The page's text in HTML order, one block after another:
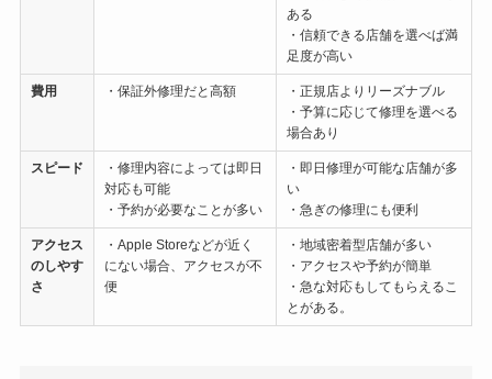
ある
・信頼できる店舗を選べば満
足度が高い
費用 ・保証外修理だと高額
・正規店よりリーズナブル
・予算に応じて修理を選べる
場合あり
スピード
・修理内容によっては即日
対応も可能
・予約が必要なことが多い
・即日修理が可能な店舗が多
い
・急ぎの修理にも便利
アクセス
のしやす
さ
・Apple Storeなどが近く
にない場合、アクセスが不
便
・地域密着型店舗が多い
・アクセスや予約が簡単
・急な対応もしてもらえるこ
とがある。